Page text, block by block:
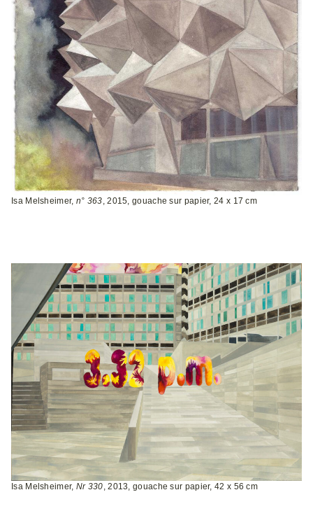
Isa Melsheimer, n° 363, 2015, gouache sur papier, 24 x 17 cm
Isa Melsheimer, Nr 330, 2013, gouache sur papier, 42 x 56 cm